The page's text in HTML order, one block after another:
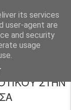
its services
user-agent are
and security
usage
Ιδιωτικό Δημοτικό Σχολείο "Ι.Μ.ΔΕΛΑΣΑΛ"
ΣΤΗΝ